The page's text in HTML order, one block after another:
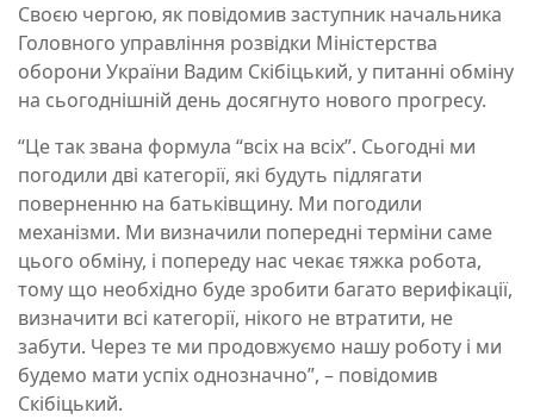
Своєю чергою, як повідомив заступник начальника
Головного управління розвідки Міністерства
оборони України Вадим Скібіцький, у питанні обміну
на сьогоднішній день досягнуто нового прогресу.
“Це так звана формула “всіх на всіх”. Сьогодні ми
погодили дві категорії, які будуть підлягати
поверненню на батьківщину. Ми погодили
механізми. Ми визначили попередні терміни саме
цього обміну, і попереду нас чекає тяжка робота,
тому що необхідно буде зробити багато верифікації,
визначити всі категорії, нікого не втратити, не
забути. Через те ми продовжуємо нашу роботу і ми
будемо мати успіх однозначно”, – повідомив
Скібіцький.